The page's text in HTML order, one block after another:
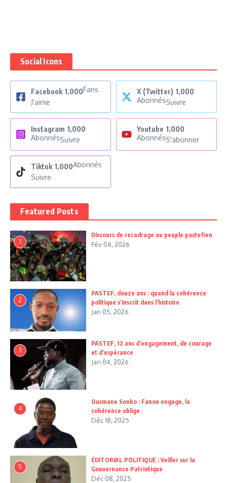
Social Icons
Facebook 1,000Fans
J'aime
X (Twitter) 1,000
AbonnésSuivre
Instagram 1,000
AbonnésSuivre
Youtube 1,000
AbonnésS'abonner
Tiktok 1,000Abonnés
Suivre
Featured Posts
1
Discours de recadrage au peuple pastefien
Fév 04, 2026
2
PASTEF, douze ans : quand la cohérence
politique s’inscrit dans l’histoire
Jan 05, 2026
3
PASTEF, 12 ans d’engagement, de courage
et d’espérance
Jan 04, 2026
4
Ousmane Sonko : Fanon engage, la
cohérence oblige
Déc 18, 2025
5
ÉDITORIAL POLITIQUE : Veiller sur la
Gouvernance Patriotique
Déc 08, 2025